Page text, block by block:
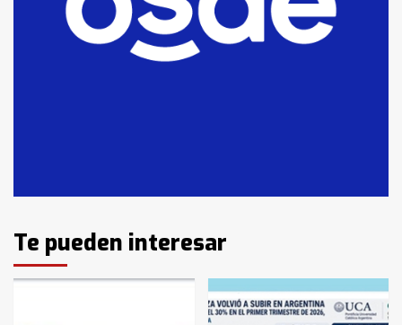
T.Lauquen: se vendió el edificio de
lo que fue la planta Industrial del
3
Identidad de los adolescentes
pampeanos que fueron
en la mañana del lunes
Te pueden interesar